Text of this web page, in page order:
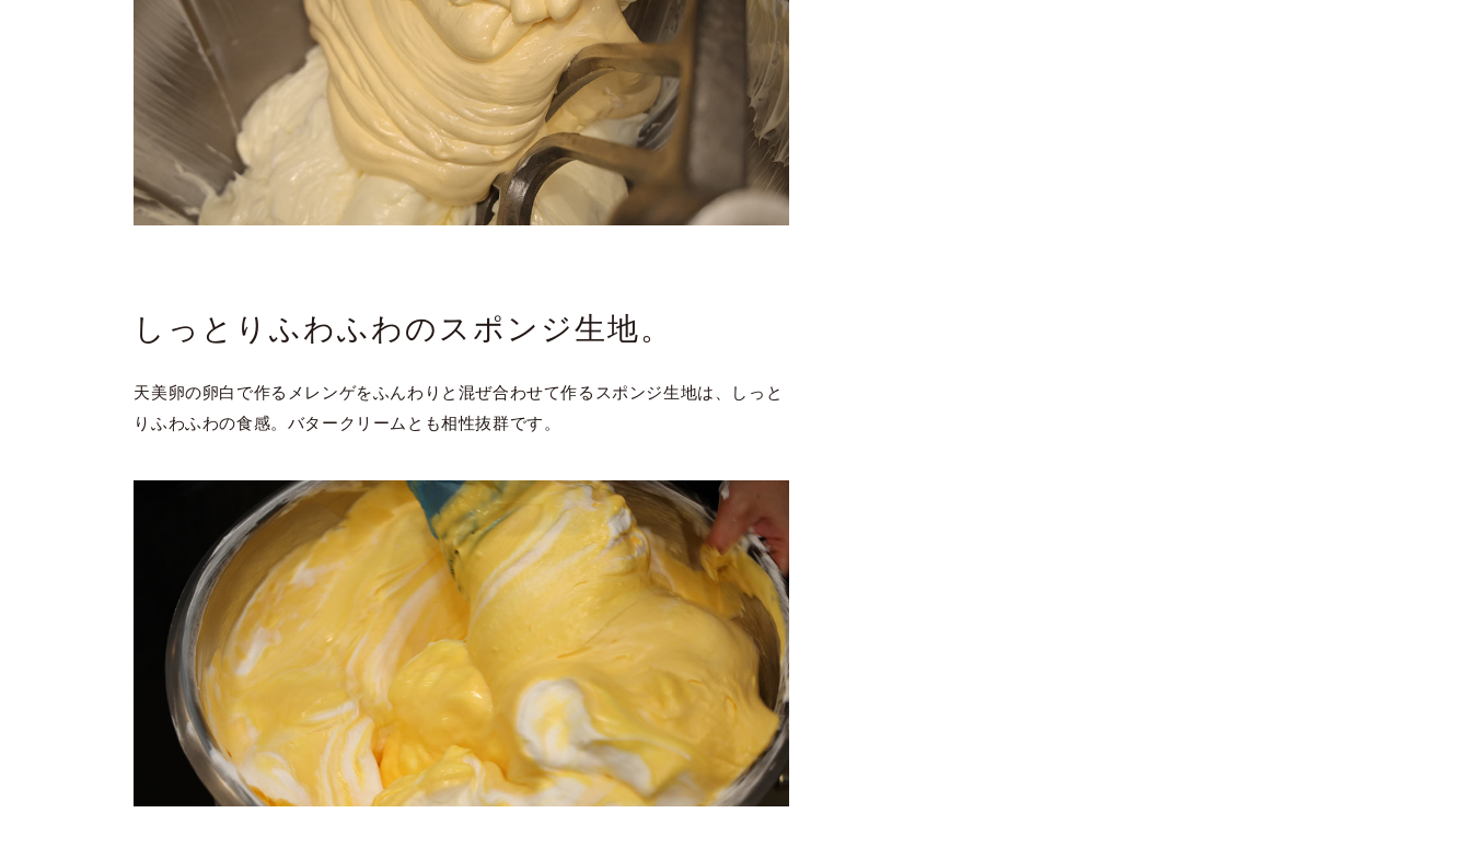
しっとりふわふわのスポンジ生地。
天美卵の卵白で作るメレンゲをふんわりと混ぜ合わせて作るスポンジ生地は、しっと
りふわふわの食感。バタークリームとも相性抜群です。